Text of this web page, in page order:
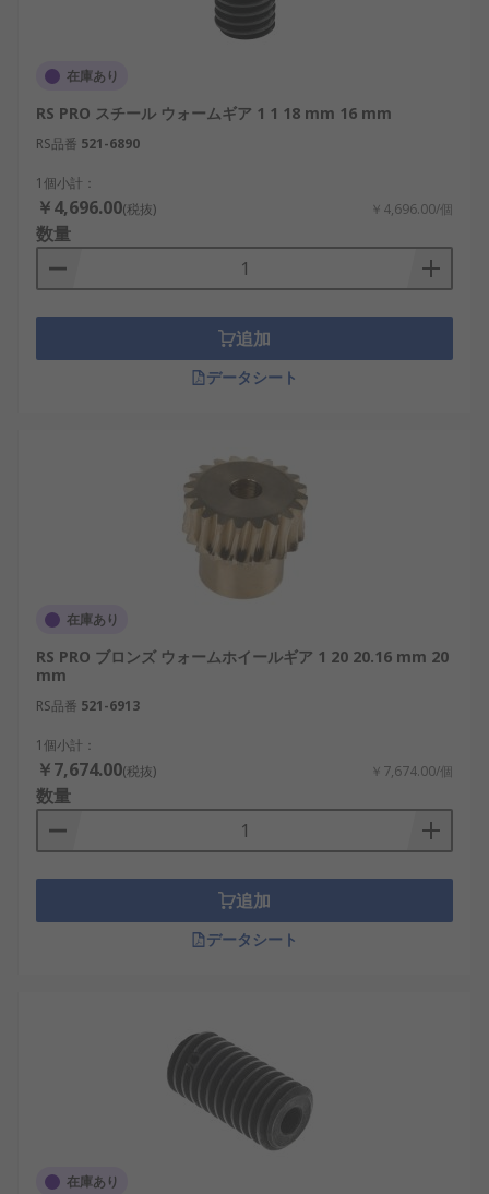
在庫あり
RS PRO スチール ウォームギア 1 1 18 mm 16 mm
RS品番 521-6890
1個小計：
￥4,696.00(税抜) ￥4,696.00/個
数量
追加
データシート
在庫あり
RS PRO ブロンズ ウォームホイールギア 1 20 20.16 mm 20
mm
RS品番 521-6913
1個小計：
￥7,674.00(税抜) ￥7,674.00/個
数量
追加
データシート
在庫あり